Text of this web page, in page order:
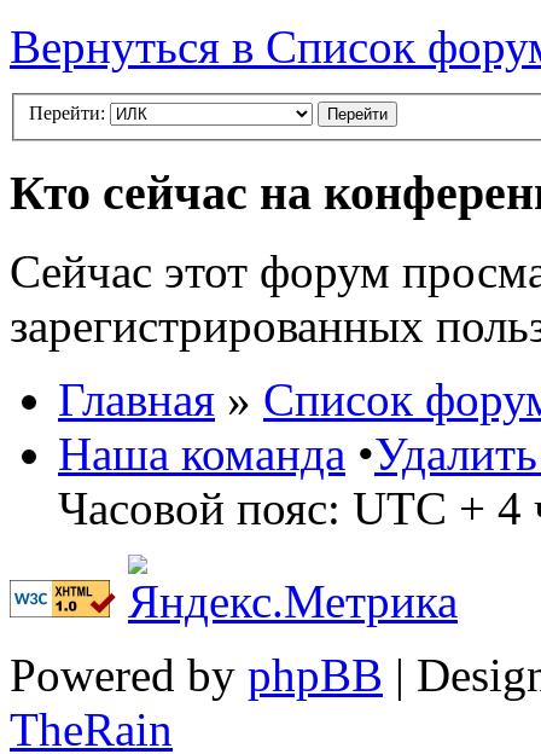
Вернуться в Список
Перейти:
Кто сейчас на
Сейчас этот форум
зарегистрированных
Главная » Список
Наша команда •
Часовой пояс: UTC + 4
Powered by phpBB |
TheRain